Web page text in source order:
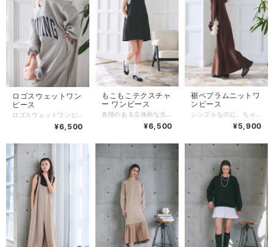
ロゴスウェットワン
ピース
¥6,500
もこもこテクスチャ
ー ワンピース
¥6,500
裾ペプラムニットワ
ンピース
¥5,900